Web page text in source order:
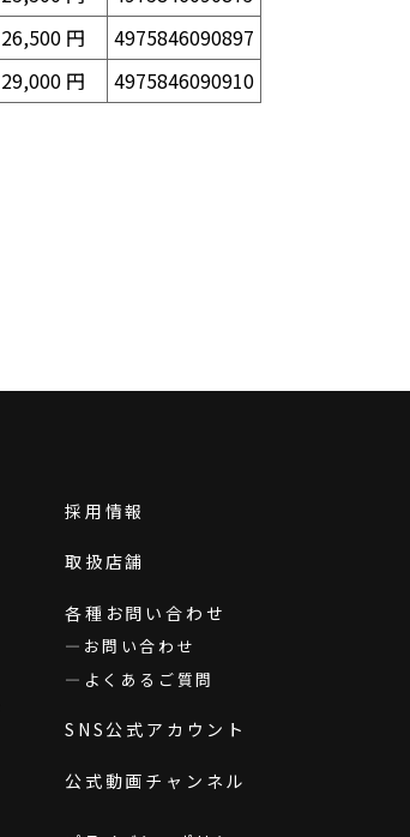
26,500 円
4975846090897
29,000 円 4975846090910
採用情報
取扱店舗
各種お問い合わせ
お問い合わせ
よくあるご質問
SNS公式アカウント
公式動画チャンネル